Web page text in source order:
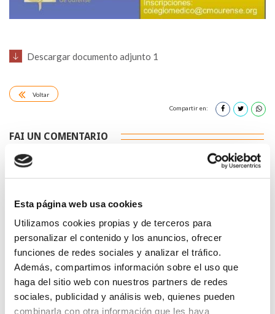
Esta página web usa cookies
Utilizamos cookies propias y de terceros para
personalizar el contenido y los anuncios, ofrecer
funciones de redes sociales y analizar el tráfico.
Además, compartimos información sobre el uso que
haga del sitio web con nuestros partners de redes
sociales, publicidad y análisis web, quienes pueden
combinarla con otra información que les haya
Descargar documento adjunto 1
Voltar
Compartir en:
FAI UN COMENTARIO
*Campos obrigatorios
Lin e acepto a Política de privacidade*